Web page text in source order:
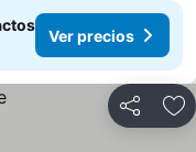
Ver precios
Compartir